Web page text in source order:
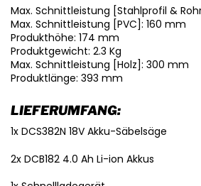
Max. Schnittleistung [Stahlprofil &
Max. Schnittleistung [PVC]: 160 mm
Produkthöhe: 174 mm
Produktgewicht: 2.3 Kg
Max. Schnittleistung [Holz]: 300 mm
Produktlänge: 393 mm
LIEFERUMFANG:
1x DCS382N 18V Akku-Säbelsäge
2x DCB182 4.0 Ah Li-ion Akkus